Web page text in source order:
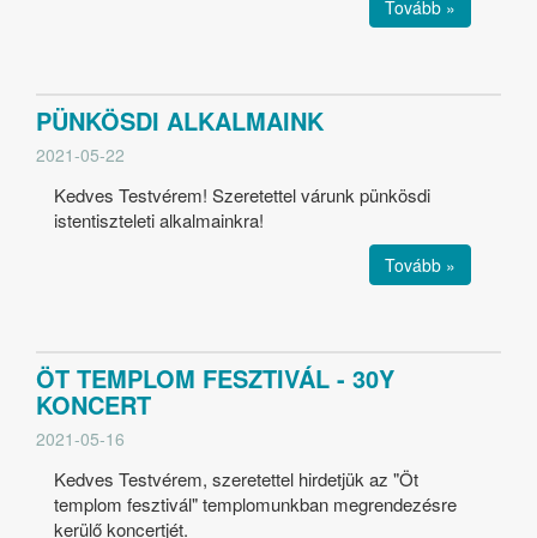
Tovább »
PÜNKÖSDI ALKALMAINK
2021-05-22
Kedves Testvérem! Szeretettel várunk pünkösdi
istentiszteleti alkalmainkra!
Tovább »
ÖT TEMPLOM FESZTIVÁL - 30Y
KONCERT
2021-05-16
Kedves Testvérem, szeretettel hirdetjük az "Öt
templom fesztivál" templomunkban megrendezésre
kerülő koncertjét.